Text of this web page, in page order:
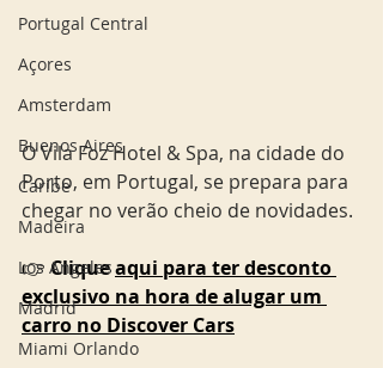
Portugal Central
Açores
Amsterdam
Buenos Aires
Caribe
Madeira
Los Angeles
Madrid
Miami Orlando
O Vila Foz Hotel & Spa, na cidade do
Porto, em Portugal, se prepara para
chegar no verão cheio de novidades.
👉 Clique aqui para ter desconto
exclusivo na hora de alugar um
carro no Discover Cars